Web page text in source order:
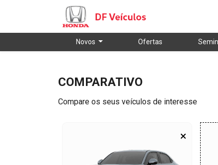
Novos Ofertas
COMPARATIVO
Compare os seus veículos de interesse